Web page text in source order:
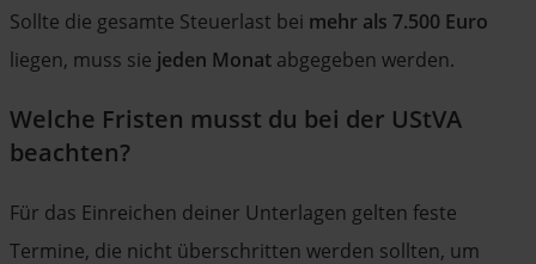
Sollte die gesamte Steuerlast bei mehr als 7.500 Euro
liegen, muss sie jeden Monat abgegeben werden.
Welche Fristen musst du bei der UStVA
beachten?
Für das Einreichen deiner Unterlagen gelten feste
Termine, die nicht überschritten werden sollten, um